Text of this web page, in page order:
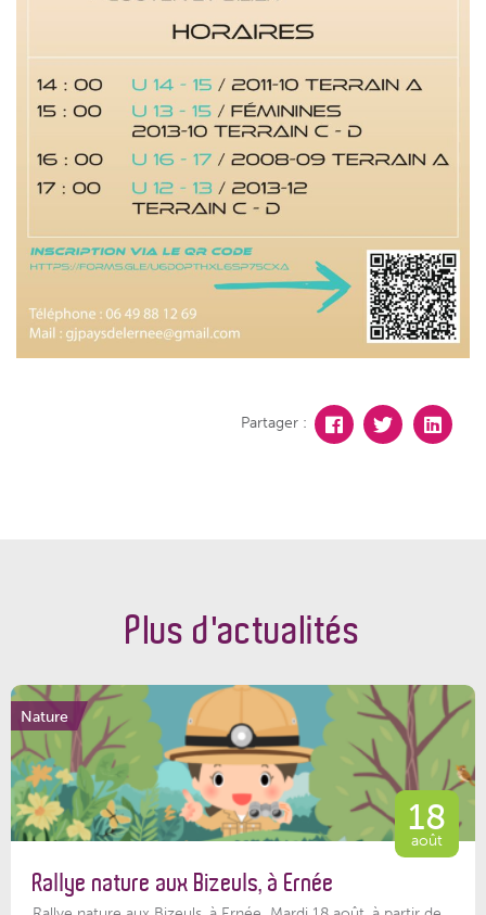
Partager :
Plus d'actualités
Nature
18
août
Rallye nature aux Bizeuls, à Ernée